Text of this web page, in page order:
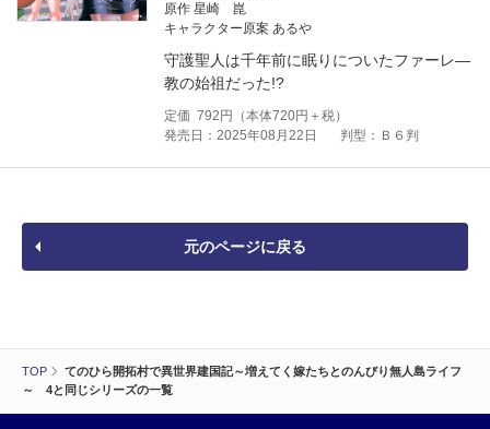
TOP
てのひら開拓村で異世界建国記～増えてく嫁たちとのんびり無人島ライフ
～ 4と同じシリーズの一覧
原作 星崎 崑
キャラクター原案 あるや
守護聖人は千年前に眠りについたファーレ―
教の始祖だった!?
定価 792 円（本体720円＋税）
発売日：2025年08月22日
判型：Ｂ６判
元のページに戻る